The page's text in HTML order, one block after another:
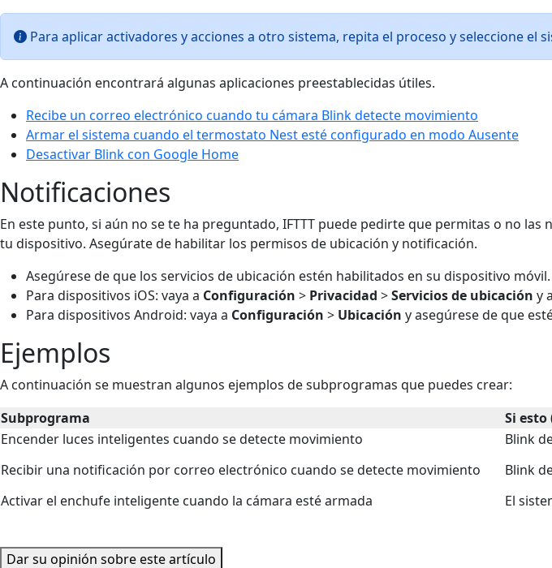
Para aplicar activadores y acciones a otro sistema, repita el proceso y seleccione el
A continuación encontrará algunas aplicaciones preestablecidas útiles.
Recibe un correo electrónico cuando tu cámara Blink detecte movimiento
Armar el sistema cuando el termostato Nest esté configurado en modo Ausente
Desactivar Blink con Google Home
Notificaciones
En este punto, si aún no se te ha preguntado, IFTTT puede pedirte que permitas o no las
tu dispositivo. Asegúrate de habilitar los permisos de ubicación y notificación.
Asegúrese de que los servicios de ubicación estén habilitados en su dispositivo móvil.
Para dispositivos iOS: vaya a Configuración > Privacidad >Servicios de ubicación y
Para dispositivos Android: vaya a Configuración > Ubicación y asegúrese de que
Ejemplos
A continuación se muestran algunos ejemplos de subprogramas que puedes crear:
Subprograma
Si
Encender luces inteligentes cuando se detecte movimiento
Blink
Recibir una notificación por correo electrónico cuando se detecte movimiento
Blink
Activar el enchufe inteligente cuando la cámara esté armada
El
Dar su opinión sobre este artículo